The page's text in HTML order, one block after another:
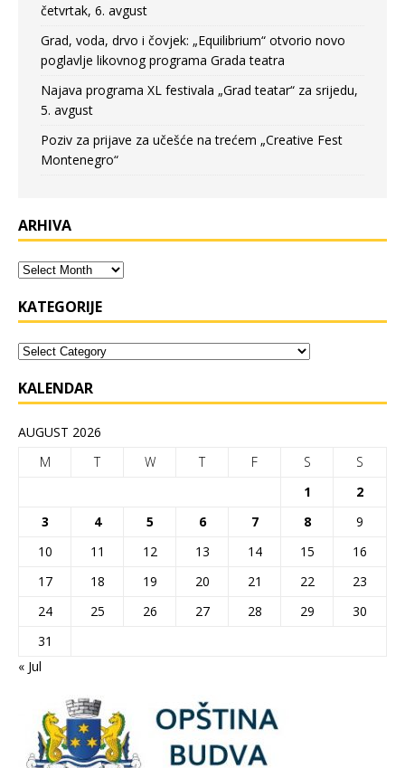
četvrtak, 6. avgust
Grad, voda, drvo i čovjek: „Equilibrium“ otvorio novo
poglavlje likovnog programa Grada teatra
Najava programa XL festivala „Grad teatar“ za srijedu,
5. avgust
Poziv za prijave za učešće na trećem „Creative Fest
Montenegro“
ARHIVA
KATEGORIJE
KALENDAR
AUGUST 2026
M
T W T F S
S
1
2
3
4 5 6 7 8
9
10
11 12 13 14 15
16
17
18 19 20 21 22
23
24
25 26 27 28 29
30
31
« Jul